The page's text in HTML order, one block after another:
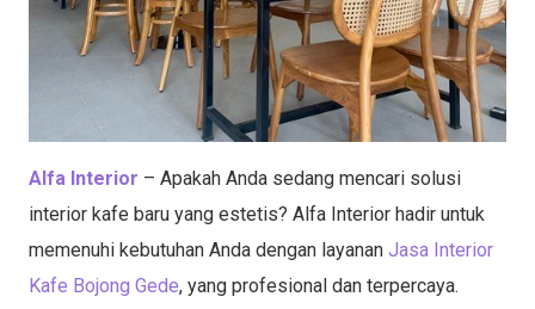
Alfa Interior – Apakah Anda sedang mencari solusi
interior kafe baru yang estetis? Alfa Interior hadir untuk
memenuhi kebutuhan Anda dengan layanan Jasa Interior
Kafe Bojong Gede, yang profesional dan terpercaya.